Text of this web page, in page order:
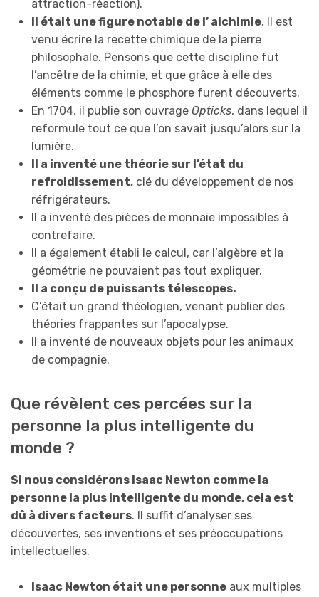
attraction-réaction).
Il était une figure notable de l’ alchimie. Il est
venu écrire la recette chimique de la pierre
philosophale. Pensons que cette discipline fut
l’ancêtre de la chimie, et que grâce à elle des
éléments comme le phosphore furent découverts.
En 1704, il publie son ouvrage Opticks, dans lequel il
reformule tout ce que l’on savait jusqu’alors sur la
lumière.
Il a inventé une théorie sur l’état du
refroidissement,clé du développement de nos
réfrigérateurs.
Il a inventé des pièces de monnaie impossibles à
contrefaire.
Il a également établi le calcul, car l’algèbre et la
géométrie ne pouvaient pas tout expliquer.
Il a conçu de puissants télescopes.
C’était un grand théologien, venant publier des
théories frappantes sur l’apocalypse.
Il a inventé de nouveaux objets pour les animaux
de compagnie.
Que révèlent ces percées sur la
personne la plus intelligente du
monde ?
Si nous considérons Isaac Newton comme la
personne la plus intelligente du monde, cela est
dû à divers facteurs. Il suffit d’analyser ses
découvertes, ses inventions et ses préoccupations
intellectuelles.
Isaac Newton était une personneaux multiples